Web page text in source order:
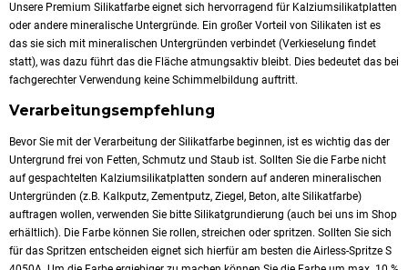
Unsere Premium Silikatfarbe eignet sich hervorragend für Kalziumsilikatplatten
oder andere mineralische Untergründe. Ein großer Vorteil von Silikaten ist es
das sie sich mit mineralischen Untergründen verbindet (Verkieselung findet
statt), was dazu führt das die Fläche atmungsaktiv bleibt. Dies bedeutet das bei
fachgerechter Verwendung keine Schimmelbildung auftritt.
Verarbeitungsempfehlung
Bevor Sie mit der Verarbeitung der Silikatfarbe beginnen, ist es wichtig das der
Untergrund frei von Fetten, Schmutz und Staub ist. Sollten Sie die Farbe nicht
auf gespachtelten Kalziumsilikatplatten sondern auf anderen mineralischen
Untergründen (z.B. Kalkputz, Zementputz, Ziegel, Beton, alte Silikatfarbe)
auftragen wollen, verwenden Sie bitte Silikatgrundierung (auch bei uns im Shop
erhältlich). Die Farbe können Sie rollen, streichen oder spritzen. Sollten Sie sich
für das Spritzen entscheiden eignet sich hierfür am besten die Airless-Spritze S